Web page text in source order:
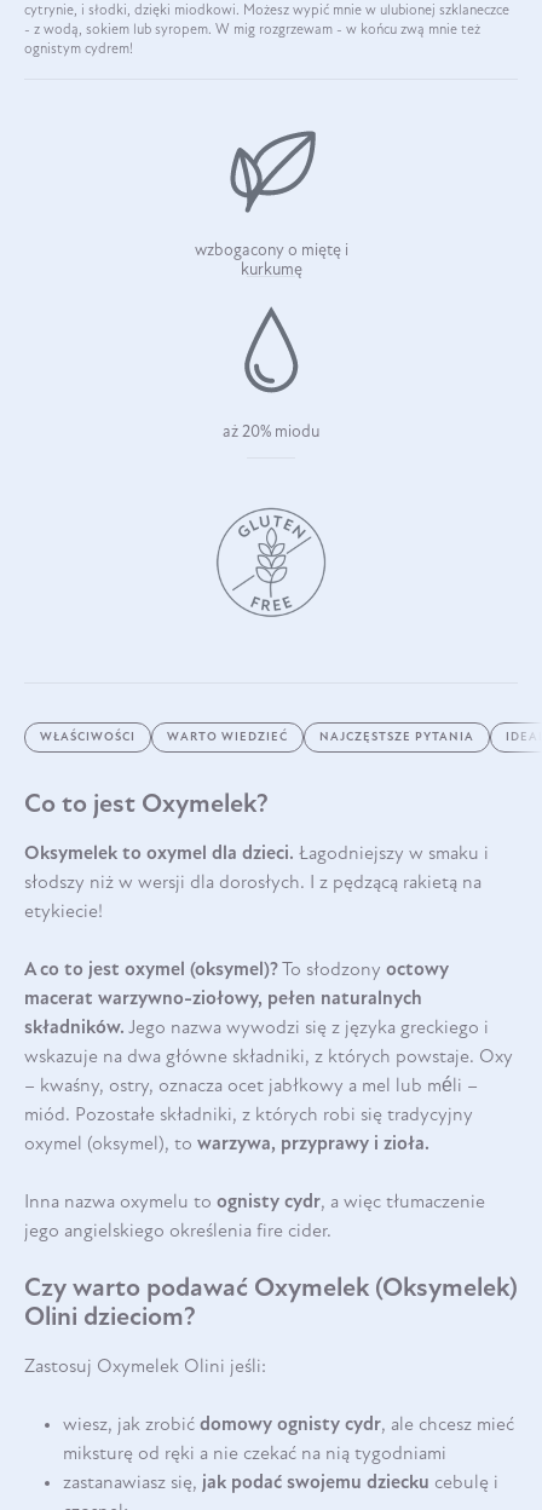
cytrynie, i słodki, dzięki miodkowi. Możesz wypić mnie w ulubionej szklaneczce
- z wodą, sokiem lub syropem. W mig rozgrzewam - w końcu zwą mnie też
ognistym cydrem!
wzbogacony o miętę i
kurkumę
aż 20% miodu
WŁAŚCIWOŚCI WARTO WIEDZIEĆ NAJCZĘSTSZE PYTANIA
Co to jest Oxymelek?
Oksymelek to oxymel dla dzieci. Łagodniejszy w smaku i
słodszy niż w wersji dla dorosłych. I z pędzącą rakietą na
etykiecie!
A co to jest oxymel (oksymel)? To słodzony octowy
macerat warzywno-ziołowy, pełen naturalnych
składników. Jego nazwa wywodzi się z języka greckiego i
wskazuje na dwa główne składniki, z których powstaje. Oxy
– kwaśny, ostry, oznacza ocet jabłkowy a mel lub méli –
miód. Pozostałe składniki, z których robi się tradycyjny
oxymel (oksymel), to warzywa, przyprawy i zioła.
Inna nazwa oxymelu to ognisty cydr, a więc tłumaczenie
jego angielskiego określenia fire cider.
Czy warto podawać Oxymelek (Oksymelek)
Olini dzieciom?
Zastosuj Oxymelek Olini jeśli:
wiesz, jak zrobić domowy ognisty cydr, ale chcesz mieć
miksturę od ręki a nie czekać na nią tygodniami
zastanawiasz się, jak podać swojemu dziecku cebulę i